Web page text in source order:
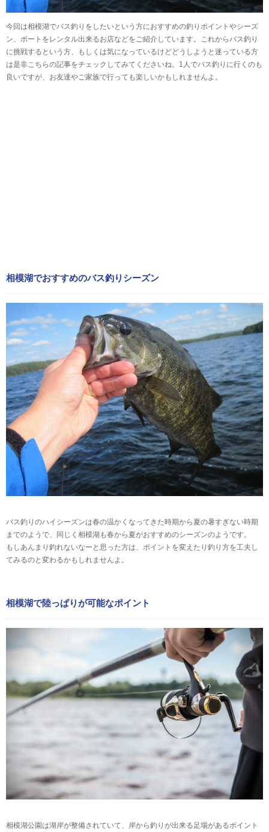
今回は相模湖でバス釣りをしたいという方におすすめの釣りポイントやシーズ
ン、ボートをレンタル出来るお店などをご紹介しています。これからバス釣り
に挑戦するという方、もしくは気になっているけどどうしようと迷っている方
は是非こちらの記事をチェックしてみてくださいね。1人でバス釣りに行くのも
良いですが、お友達やご家族で行っても楽しいかもしれませんよ。
相模湖でおすすめのバス釣りシーズン
バス釣りのハイシーズンは春の温かくなってきた時期から夏の暑すぎない時期
までのようで、同じく相模湖も春から夏がおすすめのシーズンのようです。
もしあんまり釣れないなーと思った方は、ポイントを変えたり釣り方を工夫し
てみるのと変わるかもしれませんよ。
相模湖で陸っぱりが可能なポイント
相模湖公園は湖岸が整備されていて、岸から釣りが出来る足場があるポイント